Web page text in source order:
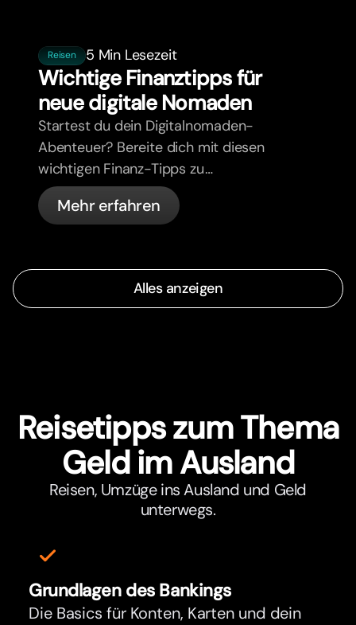
Reisen 5 Min Lesezeit
Wichtige Finanztipps für
neue digitale Nomaden
Startest du dein Digitalnomaden-
Abenteuer? Bereite dich mit diesen
wichtigen Finanz-Tipps zu
Budgetierung, Banking und
Einkommensdiversifizierung vor.
Mehr erfahren
Alles anzeigen
Reisetipps zum Thema
Geld im Ausland
Reisen, Umzüge ins Ausland und Geld
unterwegs.
Grundlagen des Bankings
Die Basics für Konten, Karten und dein